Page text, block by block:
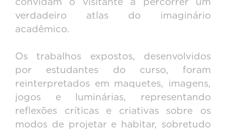
convidam o visitante a percorrer um
verdadeiro atlas do imaginário
acadêmico.
Os trabalhos expostos, desenvolvidos
por estudantes do curso, foram
reinterpretados em maquetes, imagens,
jogos e luminárias, representando
reflexões críticas e criativas sobre os
modos de projetar e habitar, sobretudo